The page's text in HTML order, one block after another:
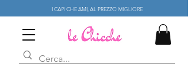
I CAPI CHE AMI, AL PREZZO MIGLIORE